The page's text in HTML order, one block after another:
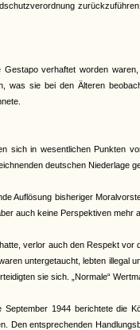
verhaftet worden
was sie bei den Älteren
sich in wesentlichen Punkten
deutschen Niederlage
Auflösung bisheriger
auch keine Perspektiven mehr
verlor auch den Respekt
untergetaucht, lebten illegal
sie sich. „Normale“
1944 berichtete die
Den entsprechenden